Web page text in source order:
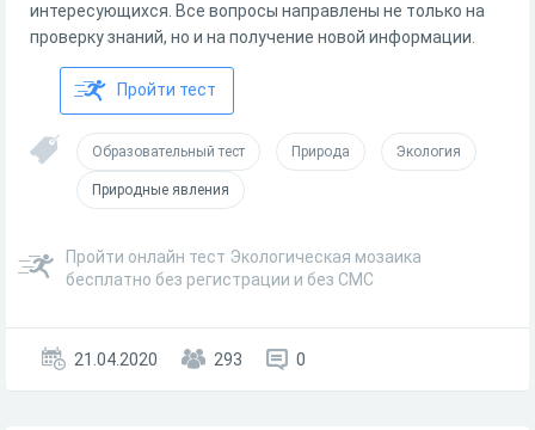
интересующихся. Все вопросы направлены не только на
проверку знаний, но и на получение новой информации.
Пройти тест
Образовательный тест Природа Экология
Природные явления
Пройти онлайн тест Экологическая мозаика
бесплатно без регистрации и без СМС
21.04.2020 293 0